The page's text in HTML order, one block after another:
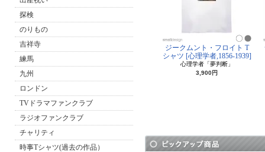
探検
のりもの
吉祥寺
練馬
九州
ロンドン
TVドラマファンクラブ
ラジオファンクラブ
チャリティ
時事Tシャツ(過去の作品）
ジークムント・フロイト T
シャツ [心理学者,1856-1939]
心理学者「夢判断」
3,900円